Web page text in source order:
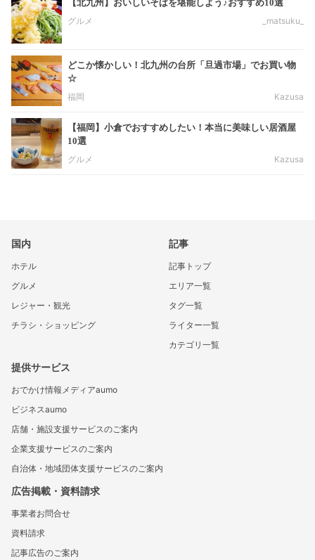
【北九州】おいしいそばを堪能しよう♪おすすめ10選
グルメ
_matsuku_
どこか懐かしい！北九州の台所「旦過市場」でお買い物
☆
福岡
Kazusa
【福岡】小倉でおすすめしたい！本当に美味しい居酒屋
10選
グルメ
Kazusa
国内
ホテル
グルメ
レジャー・観光
チラシ・ショッピング
記事
記事トップ
エリア一覧
タグ一覧
ライター一覧
カテゴリ一覧
提供サービス
おでかけ情報メディアaumo
ビジネスaumo
店舗・施設支援サービスのご案内
企業支援サービスのご案内
自治体・地域団体支援サービスのご案内
広告掲載・資料請求
事業者お問合せ
資料請求
記事広告のご案内